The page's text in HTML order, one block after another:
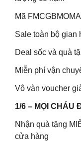
Mã
Sale toàn bộ gian
Deal sốc và quà
Miễn phí vận
Vô vàn voucher
1/6 – MỌI CHÁU
Nhận quà tặng
cửa hàng